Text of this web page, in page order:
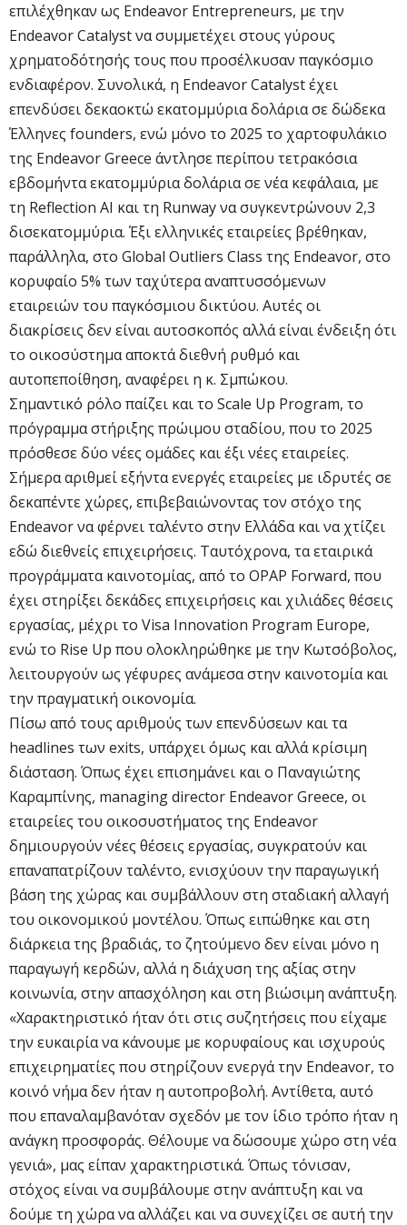
επιλέχθηκαν ως Endeavor Entrepreneurs, με την
Endeavor Catalyst να συμμετέχει στους γύρους
χρηματοδότησής τους που προσέλκυσαν παγκόσμιο
ενδιαφέρον. Συνολικά, η Endeavor Catalyst έχει
επενδύσει δεκαοκτώ εκατομμύρια δολάρια σε δώδεκα
Έλληνες founders, ενώ μόνο το 2025 το χαρτοφυλάκιο
της Endeavor Greece άντλησε περίπου τετρακόσια
εβδομήντα εκατομμύρια δολάρια σε νέα κεφάλαια, με
τη Reflection AI και τη Runway να συγκεντρώνουν 2,3
δισεκατομμύρια. Έξι ελληνικές εταιρείες βρέθηκαν,
παράλληλα, στο Global Outliers Class της Endeavor, στο
κορυφαίο 5% των ταχύτερα αναπτυσσόμενων
εταιρειών του παγκόσμιου δικτύου. Αυτές οι
διακρίσεις δεν είναι αυτοσκοπός αλλά είναι ένδειξη ότι
το οικοσύστημα αποκτά διεθνή ρυθμό και
αυτοπεποίθηση, αναφέρει η κ. Σμπώκου.
Σημαντικό ρόλο παίζει και το Scale Up Program, το
πρόγραμμα στήριξης πρώιμου σταδίου, που το 2025
πρόσθεσε δύο νέες ομάδες και έξι νέες εταιρείες.
Σήμερα αριθμεί εξήντα ενεργές εταιρείες με ιδρυτές σε
δεκαπέντε χώρες, επιβεβαιώνοντας τον στόχο της
Endeavor να φέρνει ταλέντο στην Ελλάδα και να χτίζει
εδώ διεθνείς επιχειρήσεις. Ταυτόχρονα, τα εταιρικά
προγράμματα καινοτομίας, από το OPAP Forward, που
έχει στηρίξει δεκάδες επιχειρήσεις και χιλιάδες θέσεις
εργασίας, μέχρι το Visa Innovation Program Europe,
ενώ το Rise Up που ολοκληρώθηκε με την Κωτσόβολος,
λειτουργούν ως γέφυρες ανάμεσα στην καινοτομία και
την πραγματική οικονομία.
Πίσω από τους αριθμούς των επενδύσεων και τα
headlines των exits, υπάρχει όμως και αλλά κρίσιμη
διάσταση. Όπως έχει επισημάνει και ο Παναγιώτης
Καραμπίνης, managing director Endeavor Greece, οι
εταιρείες του οικοσυστήματος της Endeavor
δημιουργούν νέες θέσεις εργασίας, συγκρατούν και
επαναπατρίζουν ταλέντο, ενισχύουν την παραγωγική
βάση της χώρας και συμβάλλουν στη σταδιακή αλλαγή
του οικονομικού μοντέλου. Όπως ειπώθηκε και στη
διάρκεια της βραδιάς, το ζητούμενο δεν είναι μόνο η
παραγωγή κερδών, αλλά η διάχυση της αξίας στην
κοινωνία, στην απασχόληση και στη βιώσιμη ανάπτυξη.
«Χαρακτηριστικό ήταν ότι στις συζητήσεις που είχαμε
την ευκαιρία να κάνουμε με κορυφαίους και ισχυρούς
επιχειρηματίες που στηρίζουν ενεργά την Endeavor, το
κοινό νήμα δεν ήταν η αυτοπροβολή. Αντίθετα, αυτό
που επαναλαμβανόταν σχεδόν με τον ίδιο τρόπο ήταν η
ανάγκη προσφοράς. Θέλουμε να δώσουμε χώρο στη νέα
γενιά», μας είπαν χαρακτηριστικά. Όπως τόνισαν,
στόχος είναι να συμβάλουμε στην ανάπτυξη και να
δούμε τη χώρα να αλλάζει και να συνεχίζει σε αυτή την